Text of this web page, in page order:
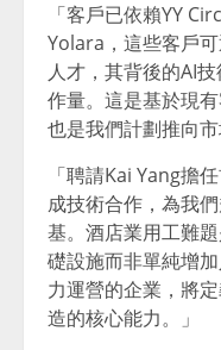
「客戶已依賴YY
Yolara，這些客戶
人才，其背後的AI
作量。這是基於現
也是我們計劃推向市
「聘請Kai Yang擔
成技術合作，為我
基。酒店業用工難
礎設施而非單純增
力運營的企業，將
造的核心能力。」